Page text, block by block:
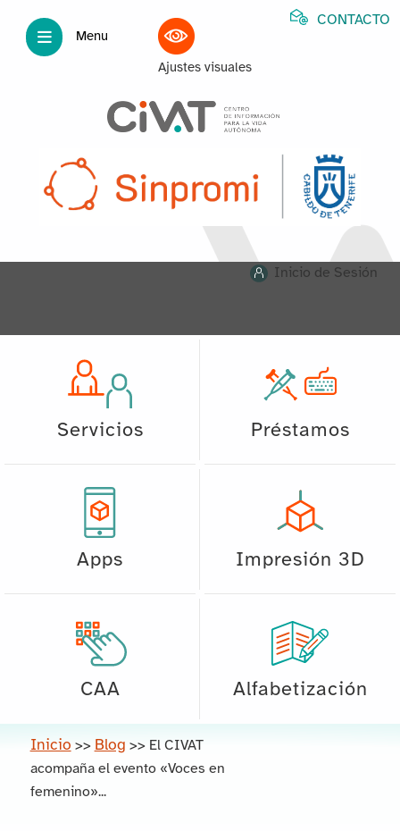
Menu
Ajustes visuales
CONTACTO
Inicio de Sesión
Servicios Préstamos
Apps Impresión 3D
CAA Alfabetización
Inicio >> Blog >> El CIVAT
acompaña el evento «Voces en
femenino»...